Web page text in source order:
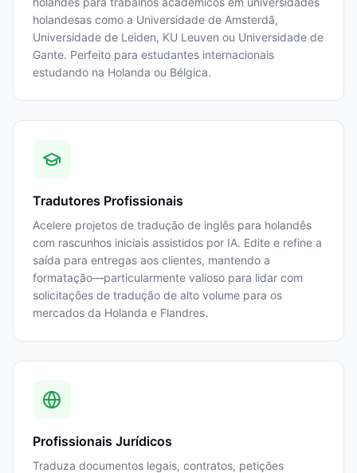
holandesas como a Universidade de Amsterdã,
Universidade de Leiden, KU Leuven ou Universidade de
Gante. Perfeito para estudantes internacionais
estudando na Holanda ou Bélgica.
Tradutores Profissionais
Acelere projetos de tradução de inglês para holandês
com rascunhos iniciais assistidos por IA. Edite e refine a
saída para entregas aos clientes, mantendo a
formatação—particularmente valioso para lidar com
solicitações de tradução de alto volume para os
mercados da Holanda e Flandres.
Profissionais Jurídicos
Traduza documentos legais, contratos, petições